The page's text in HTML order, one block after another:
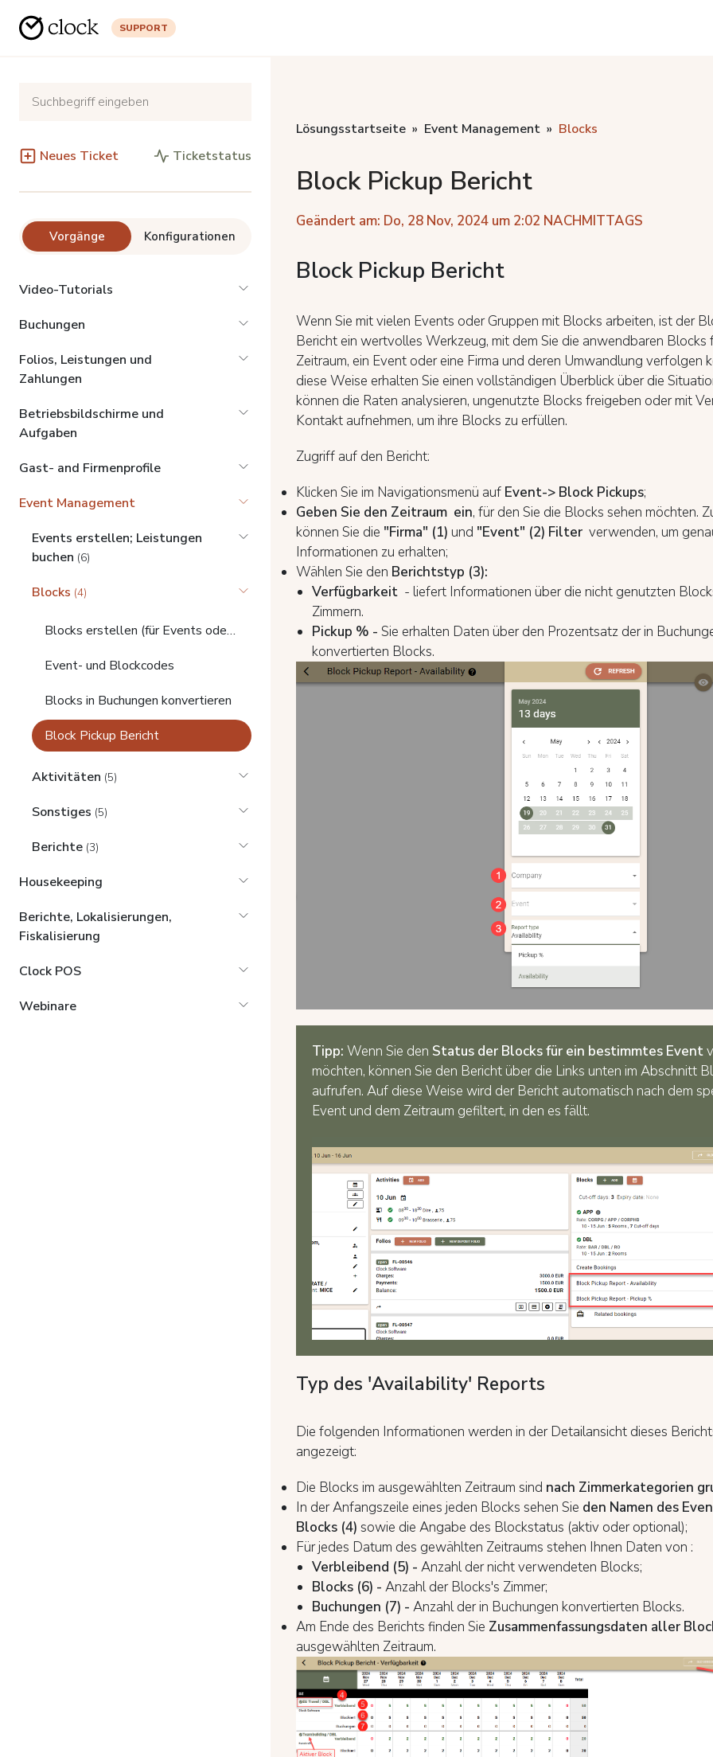
SUPPORT
Neues Ticket Ticketstatus
Vorgänge Konfigurationen
Video-Tutorials
Buchungen
Folios, Leistungen und
Zahlungen
Betriebsbildschirme und
Aufgaben
Gast- and Firmenprofile
Event Management
Events erstellen; Leistungen
buchen (6)
Blocks (4)
Blocks erstellen (für Events oder Gruppenbuchungen)
Event- und Blockcodes
Blocks in Buchungen konvertieren
Block Pickup Bericht
Aktivitäten (5)
Sonstiges (5)
Berichte (3)
Housekeeping
Berichte, Lokalisierungen,
Fiskalisierung
Clock POS
Webinare
Lösungsstartseite Event Management Blocks
Block Pickup Bericht
Geändert am: Do, 28 Nov, 2024 um 2:02 NACHMITTAGS
Block Pickup Bericht
Wenn Sie mit vielen Events oder Gruppen mit Blocks arbeiten, ist der
Bericht ein wertvolles Werkzeug, mit dem Sie die anwendbaren Blocks
Zeitraum, ein Event oder eine Firma und deren Umwandlung verfolgen
diese Weise erhalten Sie einen vollständigen Überblick über die
können die Raten analysieren, ungenutzte Blocks freigeben oder mit
Kontakt aufnehmen, um ihre Blocks zu erfüllen.
Zugriff auf den Bericht:
Klicken Sie im Navigationsmenü auf Event-> Block Pickups;
Geben Sie den Zeitraum ein, für den Sie die Blocks sehen möchten.
können Sie die "Firma" (1) und "Event" (2) Filter verwenden, um
Informationen zu erhalten;
Wählen Sie den Berichtstyp (3):
Verfügbarkeit - liefert Informationen über die nicht genutzten
Zimmern.
Pickup % - Sie erhalten Daten über den Prozentsatz der in
konvertierten Blocks.
Tipp: Wenn Sie den Status der Blocks für ein bestimmtes Event
möchten, können Sie den Bericht über die Links unten im Abschnitt
aufrufen. Auf diese Weise wird der Bericht automatisch nach dem
Event und dem Zeitraum gefiltert, in den es fällt.
Typ des 'Availability' Reports
Die folgenden Informationen werden in der Detailansicht dieses
angezeigt:
Die Blocks im ausgewählten Zeitraum sind nach Zimmerkategorien
In der Anfangszeile eines jeden Blocks sehen Sie den Namen des
Blocks (4) sowie die Angabe des Blockstatus (aktiv oder optional);
Für jedes Datum des gewählten Zeitraums stehen Ihnen Daten von :
Verbleibend (5) - Anzahl der nicht verwendeten Blocks;
Blocks (6) - Anzahl der Blocks's Zimmer;
Buchungen (7) - Anzahl der in Buchungen konvertierten Blocks.
Am Ende des Berichts finden Sie Zusammenfassungsdaten aller
ausgewählten Zeitraum.